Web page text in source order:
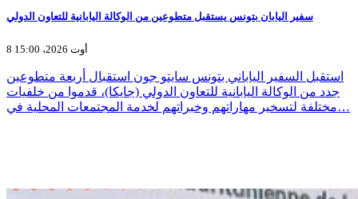
سفير اليابان بتونس يستقبل متطوعين من الوكالة اليابانية للتعاون الدولي
8 أوت 2026، 15:00
استقبل السفير الياباني بتونس سايتو جون استقبال أربعة متطوعين
جدد من الوكالة اليابانية للتعاون الدولي (جايكا)، قدموا من خلفيات
مختلفة لتسخير مهاراتهم وخبراتهم لخدمة المجتمعات المحلية في…